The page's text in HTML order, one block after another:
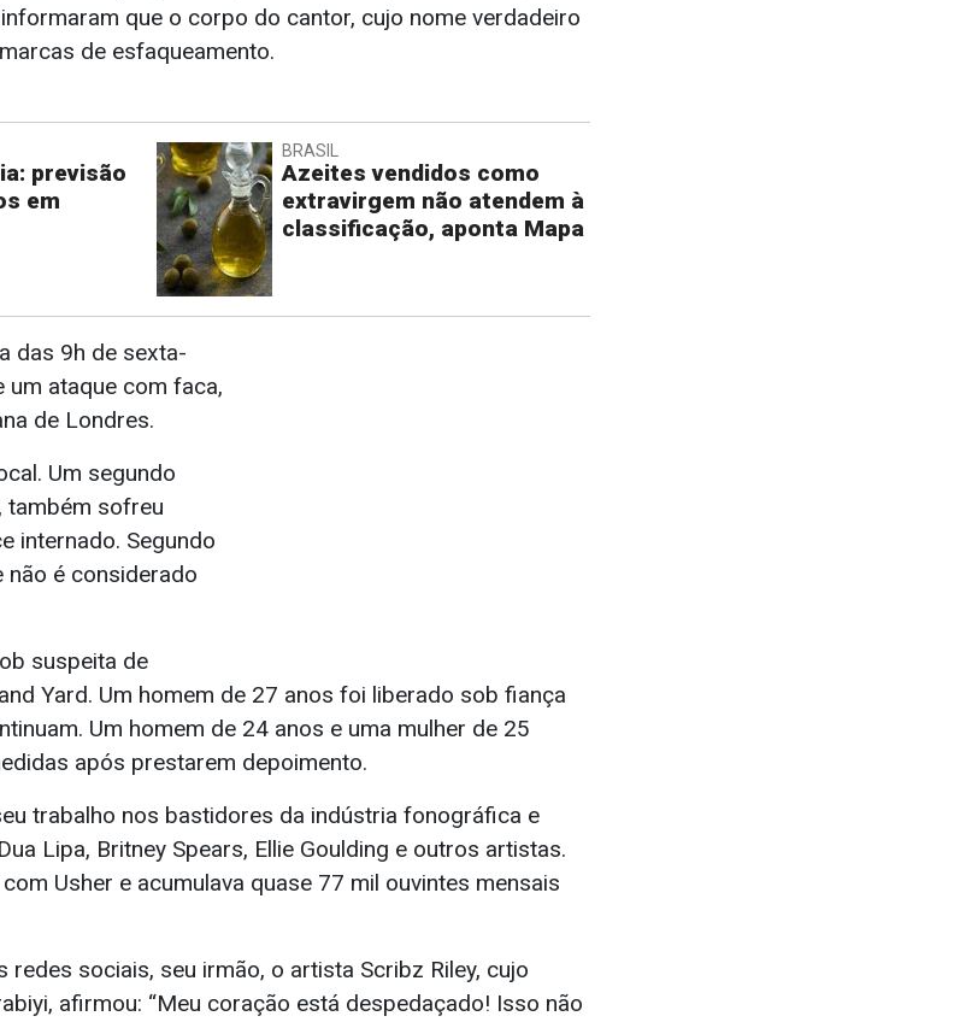
que o corpo do cantor, cujo nome verdadeiro
de esfaqueamento.
previsão
em
BRASIL
Azeites vendidos como
extravirgem não atendem à
classificação, aponta Mapa
das 9h de sexta-
ataque com faca,
de Londres.
Um segundo
também sofreu
internado. Segundo
não é considerado
suspeita de
Yard. Um homem de 27 anos foi liberado sob fiança
Um homem de 24 anos e uma mulher de 25
após prestarem depoimento.
trabalho nos bastidores da indústria fonográfica e
Lipa, Britney Spears, Ellie Goulding e outros artistas.
Usher e acumulava quase 77 mil ouvintes mensais
redes sociais, seu irmão, o artista Scribz Riley, cujo
afirmou: “Meu coração está despedaçado! Isso não